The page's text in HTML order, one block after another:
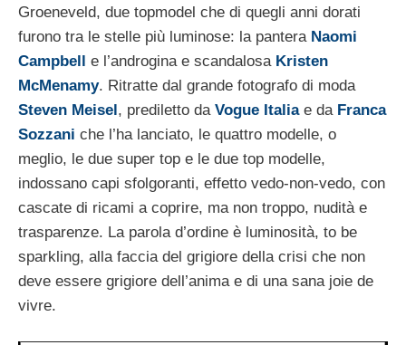
Groeneveld, due topmodel che di quegli anni dorati
furono tra le stelle più luminose: la pantera Naomi
Campbell
e l’androgina e scandalosa Kristen
McMenamy. Ritratte dal grande fotografo di moda
Steven Meisel , prediletto da Vogue Italiae da Franca
Sozzani che l’ha lanciato, le quattro modelle, o
meglio, le due super top e le due top modelle,
indossano capi sfolgoranti, effetto vedo-non-vedo, con
cascate di ricami a coprire, ma non troppo, nudità e
trasparenze. La parola d’ordine è luminosità, to be
sparkling, alla faccia del grigiore della crisi che non
deve essere grigiore dell’anima e di una sana joie de
vivre.